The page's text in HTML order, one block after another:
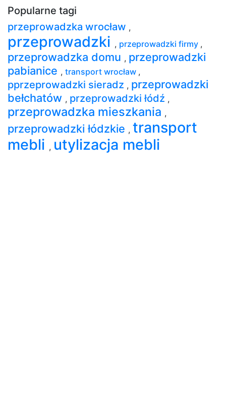
Popularne tagi
przeprowadzka wrocław ,
przeprowadzki , przeprowadzki firmy ,
przeprowadzka domu , przeprowadzki
pabianice , transport wrocław ,
pprzeprowadzki sieradz , przeprowadzki
bełchatów , przeprowadzki łódź ,
przeprowadzka mieszkania ,
przeprowadzki łódzkie , transport
mebli , utylizacja mebli